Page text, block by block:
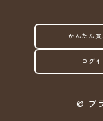
かんたん
ログイ
© ブ